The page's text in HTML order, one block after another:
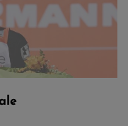
strahlende Sieger